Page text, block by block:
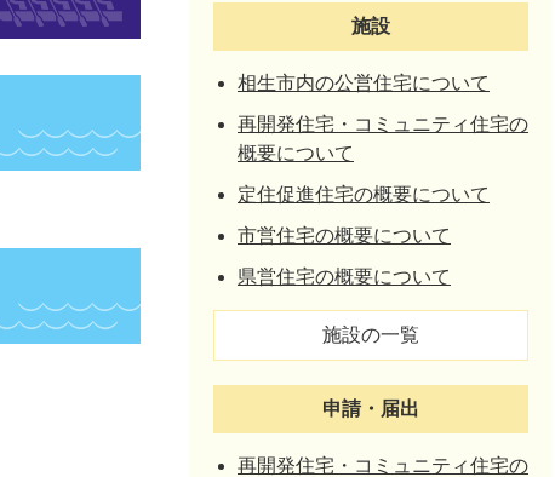
施設
相生市内の公営住宅について
再開発住宅・コミュニティ住宅の
概要について
定住促進住宅の概要について
市営住宅の概要について
県営住宅の概要について
施設の一覧
申請・届出
再開発住宅・コミュニティ住宅の